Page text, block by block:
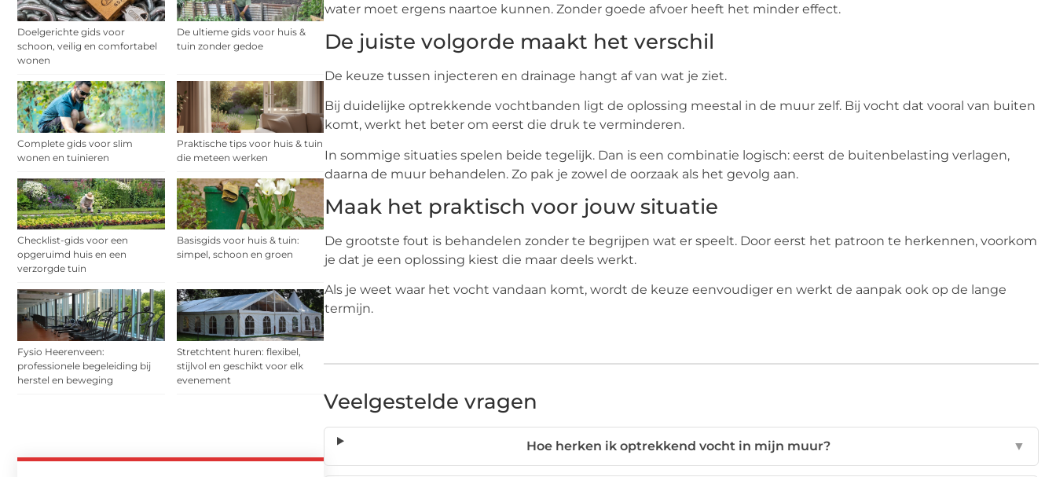
Doelgerichte gids voor
schoon, veilig en comfortabel
wonen
De ultieme gids voor huis &
tuin zonder gedoe
Complete gids voor slim
wonen en tuinieren
Praktische tips voor huis & tuin
die meteen werken
Checklist-gids voor een
opgeruimd huis en een
verzorgde tuin
Basisgids voor huis & tuin:
simpel, schoon en groen
Fysio Heerenveen:
professionele begeleiding bij
herstel en beweging
Stretchtent huren: flexibel,
stijlvol en geschikt voor elk
evenement
water moet ergens naartoe kunnen. Zonder goede afvoer heeft het minder effect.
De juiste volgorde maakt het verschil
De keuze tussen injecteren en drainage hangt af van wat je ziet.
Bij duidelijke optrekkende vochtbanden ligt de oplossing meestal in de muur zelf. Bij vocht dat vooral van buiten
komt, werkt het beter om eerst die druk te verminderen.
In sommige situaties spelen beide tegelijk. Dan is een combinatie logisch: eerst de buitenbelasting verlagen,
daarna de muur behandelen. Zo pak je zowel de oorzaak als het gevolg aan.
Maak het praktisch voor jouw situatie
De grootste fout is behandelen zonder te begrijpen wat er speelt. Door eerst het patroon te herkennen, voorkom
je dat je een oplossing kiest die maar deels werkt.
Als je weet waar het vocht vandaan komt, wordt de keuze eenvoudiger en werkt de aanpak ook op de lange
termijn.
Veelgestelde vragen
Hoe herken ik optrekkend vocht in mijn muur? ▼